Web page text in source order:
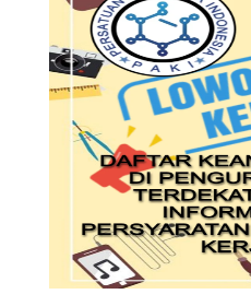
DIBUTUHKAN
LISTRIK
SYARAT DAN